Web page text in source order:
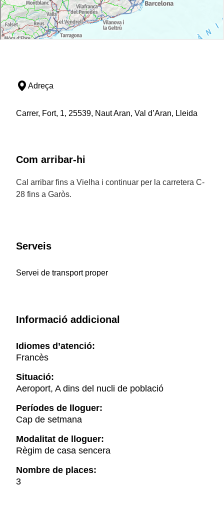
Adreça
Carrer, Fort, 1, 25539, Naut Aran, Val d’Aran, Lleida
Com arribar-hi
Cal arribar fins a Vielha i continuar per la carretera C-
28 fins a Garòs.
Serveis
Servei de transport proper
Informació addicional
Idiomes d’atenció:
Francès
Situació:
Aeroport, A dins del nucli de població
Períodes de lloguer:
Cap de setmana
Modalitat de lloguer:
Règim de casa sencera
Nombre de places:
3